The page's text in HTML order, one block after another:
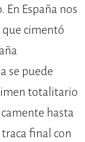
España nos
cimentó
se puede
totalitario
hasta
final con